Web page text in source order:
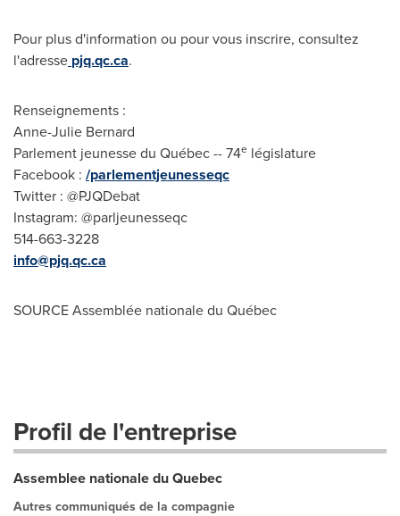
Pour plus d'information ou pour vous inscrire, consultez
l'adresse pjq.qc.ca.
Renseignements :
Anne-Julie Bernard
Parlement jeunesse du Québec -- 74e législature
Facebook : /parlementjeunesseqc
Twitter : @PJQDebat
Instagram: @parljeunesseqc
514-663-3228
info@pjq.qc.ca
SOURCE Assemblée nationale du Québec
Profil de l'entreprise
Assemblee nationale du Quebec
Autres communiqués de la compagnie